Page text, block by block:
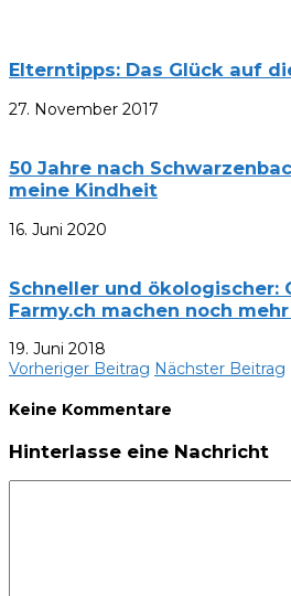
Elterntipps: Das Glück auf
27. November 2017
50 Jahre nach
meine Kindheit
16. Juni 2020
Schneller und ökologischer:
Farmy.ch machen noch
19. Juni 2018
Vorheriger Beitrag Nächster Beitrag
Keine Kommentare
Hinterlasse eine Nachricht